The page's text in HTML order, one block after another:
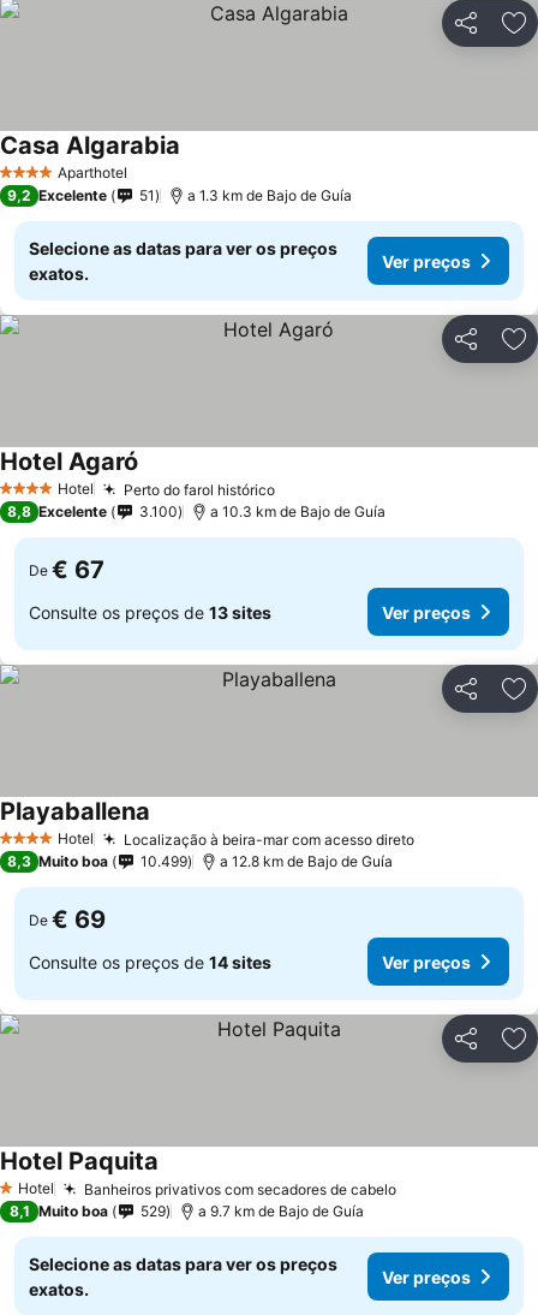
Partilhar
4 EstrelasAparthotel
Casa Algarabia
9,2 Excelente 51 a 1.3 km de Bajo de Guía
Selecione as datas para ver os preços
exatos.
Ver preços
Partilhar
4 EstrelasHotel Perto do farol histórico
Hotel Agaró
8,8 Excelente 3.100 a 10.3 km de Bajo de Guía
De € 67
Consulte os preços de 13 sites Ver preços
Partilhar
4 EstrelasHotel Localização à beira-mar com acesso direto
Playaballena
8,3 Muito boa 10.499 a 12.8 km de Bajo de Guía
De € 69
Consulte os preços de 14 sites Ver preços
Partilhar
1 Estrelas
Hotel Banheiros privativos com secadores de cabelo
Hotel Paquita
8,1 Muito boa 529 a 9.7 km de Bajo de Guía
Selecione as datas para ver os preços
exatos.
Ver preços